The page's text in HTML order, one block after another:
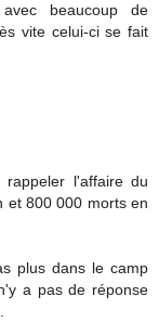
beaucoup de
vite celui-ci se fait
l'affaire du
et 800 000 morts en
plus dans le camp
a pas de réponse